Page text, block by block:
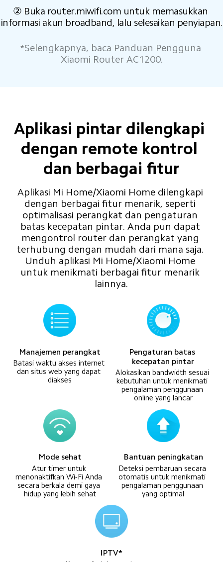
② Buka router.miwifi.com untuk memasukkan
informasi akun broadband, lalu selesaikan penyiapan.
*Selengkapnya, baca Panduan Pengguna
Xiaomi Router AC1200.
Aplikasi pintar dilengkapi
dengan remote kontrol
dan berbagai fitur
Aplikasi Mi Home/Xiaomi Home dilengkapi
dengan berbagai fitur menarik, seperti
optimalisasi perangkat dan pengaturan
batas kecepatan pintar. Anda pun dapat
mengontrol router dan perangkat yang
terhubung dengan mudah dari mana saja.
Unduh aplikasi Mi Home/Xiaomi Home
untuk menikmati berbagai fitur menarik
lainnya.
Manajemen perangkat
Batasi waktu akses internet
dan situs web yang dapat
diakses
Pengaturan batas
kecepatan pintar
Alokasikan bandwidth sesuai
kebutuhan untuk menikmati
pengalaman penggunaan
online yang lancar
Mode sehat
Atur timer untuk
menonaktifkan Wi-Fi Anda
secara berkala demi gaya
hidup yang lebih sehat
Bantuan peningkatan
Deteksi pembaruan secara
otomatis untuk menikmati
pengalaman penggunaan
yang optimal
IPTV*